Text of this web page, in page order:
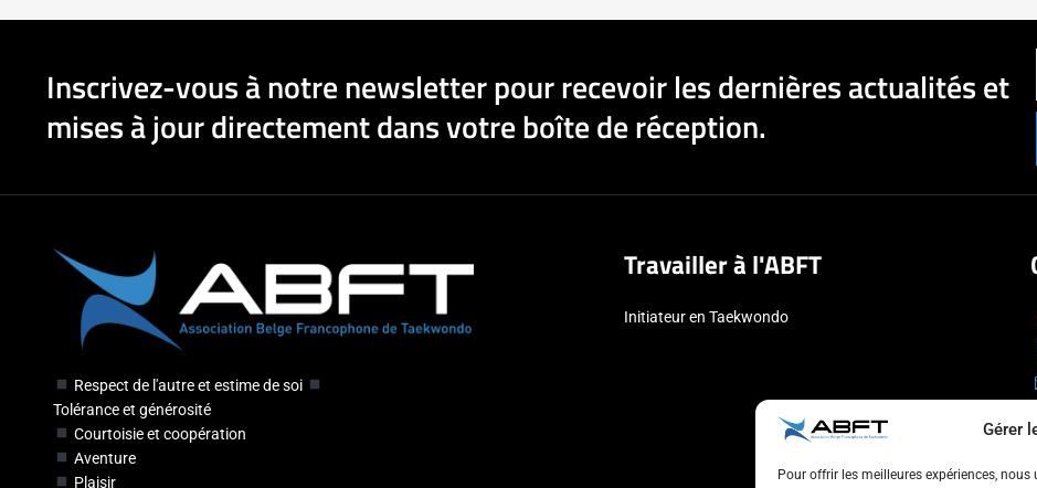
Gérer
Pour offrir les meilleures expériences,
Inscrivez-vous à notre newsletter pour recevoir les dernières actualités et
mises à jour directement dans votre boîte de réception.
Respect de l'autre et estime de soi
Tolérance et générosité
Courtoisie et coopération
Aventure
Plaisir
Travailler à l'ABFT
Initiateur en Taekwondo